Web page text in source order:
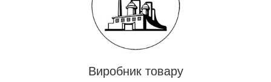
Виробник товару